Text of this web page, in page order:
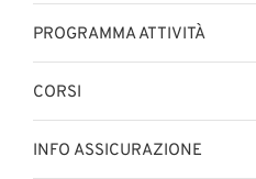
PROGRAMMA ATTIVITÀ
CORSI
INFO ASSICURAZIONE